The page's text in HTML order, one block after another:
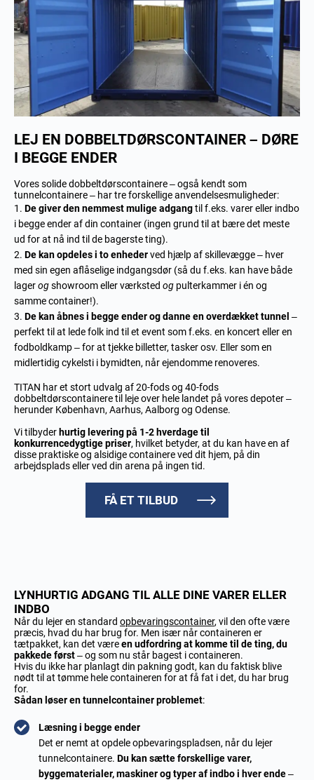
LEJ EN DOBBELTDØRSCONTAINER – DØRE
I BEGGE ENDER
Vores solide dobbeltdørscontainere – også kendt som
tunnelcontainere – har tre forskellige anvendelsesmuligheder:
De giver den nemmest mulige adgangtil f.eks. varer eller indbo
i begge ender af din container (ingen grund til at bære det meste
ud for at nå ind til de bagerste ting).
De kan opdeles i to enhederved hjælp af skillevægge – hver
med sin egen aflåselige indgangsdør (så du f.eks. kan have både
lagerogshowroom eller værksted og pulterkammer i én og
samme container!).
De kan åbnes i begge ender og danne en overdækket tunnel –
perfekt til at lede folk ind til et event som f.eks. en koncert eller en
fodboldkamp – for at tjekke billetter, tasker osv. Eller som en
midlertidig cykelsti i bymidten, når ejendomme renoveres.
TITAN har et stort udvalg af 20-fods og 40-fods
dobbeltdørscontainere til leje over hele landet på vores depoter –
herunder København, Aarhus, Aalborg og Odense.
Vi tilbyder hurtig levering på 1-2 hverdage til
konkurrencedygtige priser, hvilket betyder, at du kan have en af
disse praktiske og alsidige containere ved dit hjem, på din
arbejdsplads eller ved din arena på ingen tid.
FÅ ET TILBUD
LYNHURTIG ADGANG TIL ALLE DINE VARER ELLER
INDBO
Når du lejer en standard opbevaringscontainer, vil den ofte være
præcis, hvad du har brug for. Men især når containeren er
tætpakket, kan det væreen udfordring at komme til de ting, du
pakkede først– og som nu står bagest i containeren.
Hvis du ikke har planlagt din pakning godt, kan du faktisk blive
nødt til at tømme hele containeren for at få fat i det, du har brug
for.
Sådan løser en tunnelcontainer problemet:
Læsning i begge ender
Det er nemt at opdele opbevaringspladsen, når du lejer
tunnelcontainere. Du kan sætte forskellige varer,
byggematerialer, maskiner og typer af indbo i hver ende–